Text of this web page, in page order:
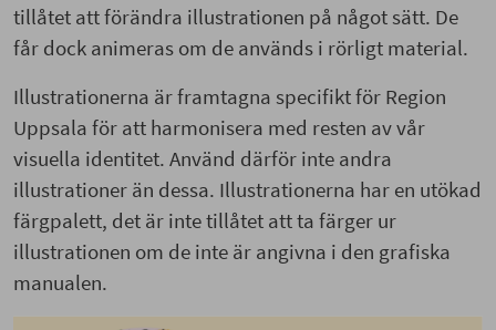
tillåtet att förändra illustrationen på något sätt. De
får dock animeras om de används i rörligt material.
Illustrationerna är framtagna specifikt för Region
Uppsala för att harmonisera med resten av vår
visuella identitet. Använd därför inte andra
illustrationer än dessa. Illustrationerna har en utökad
färgpalett, det är inte tillåtet att ta färger ur
illustrationen om de inte är angivna i den grafiska
manualen.